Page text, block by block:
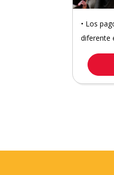
• Los
diferente